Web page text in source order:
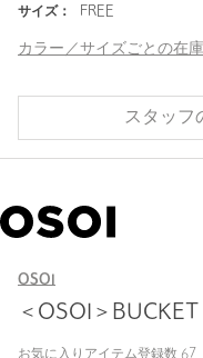
サイズ： FREE
カラー／サイズごとの在
スタッフ
OSOI
＜OSOI＞
お気に入りアイテム登録数 67